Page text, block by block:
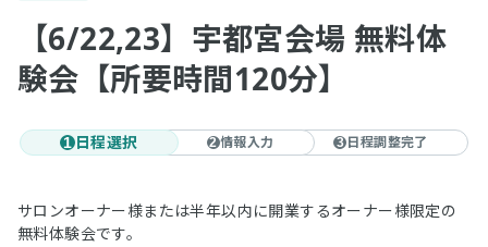
【6/22,23】宇都宮会場 無料体
験会【所要時間120分】
1 日程選択 2情報入力 3 日程調整完了
サロンオーナー様または半年以内に開業するオーナー様限定の
無料体験会です。